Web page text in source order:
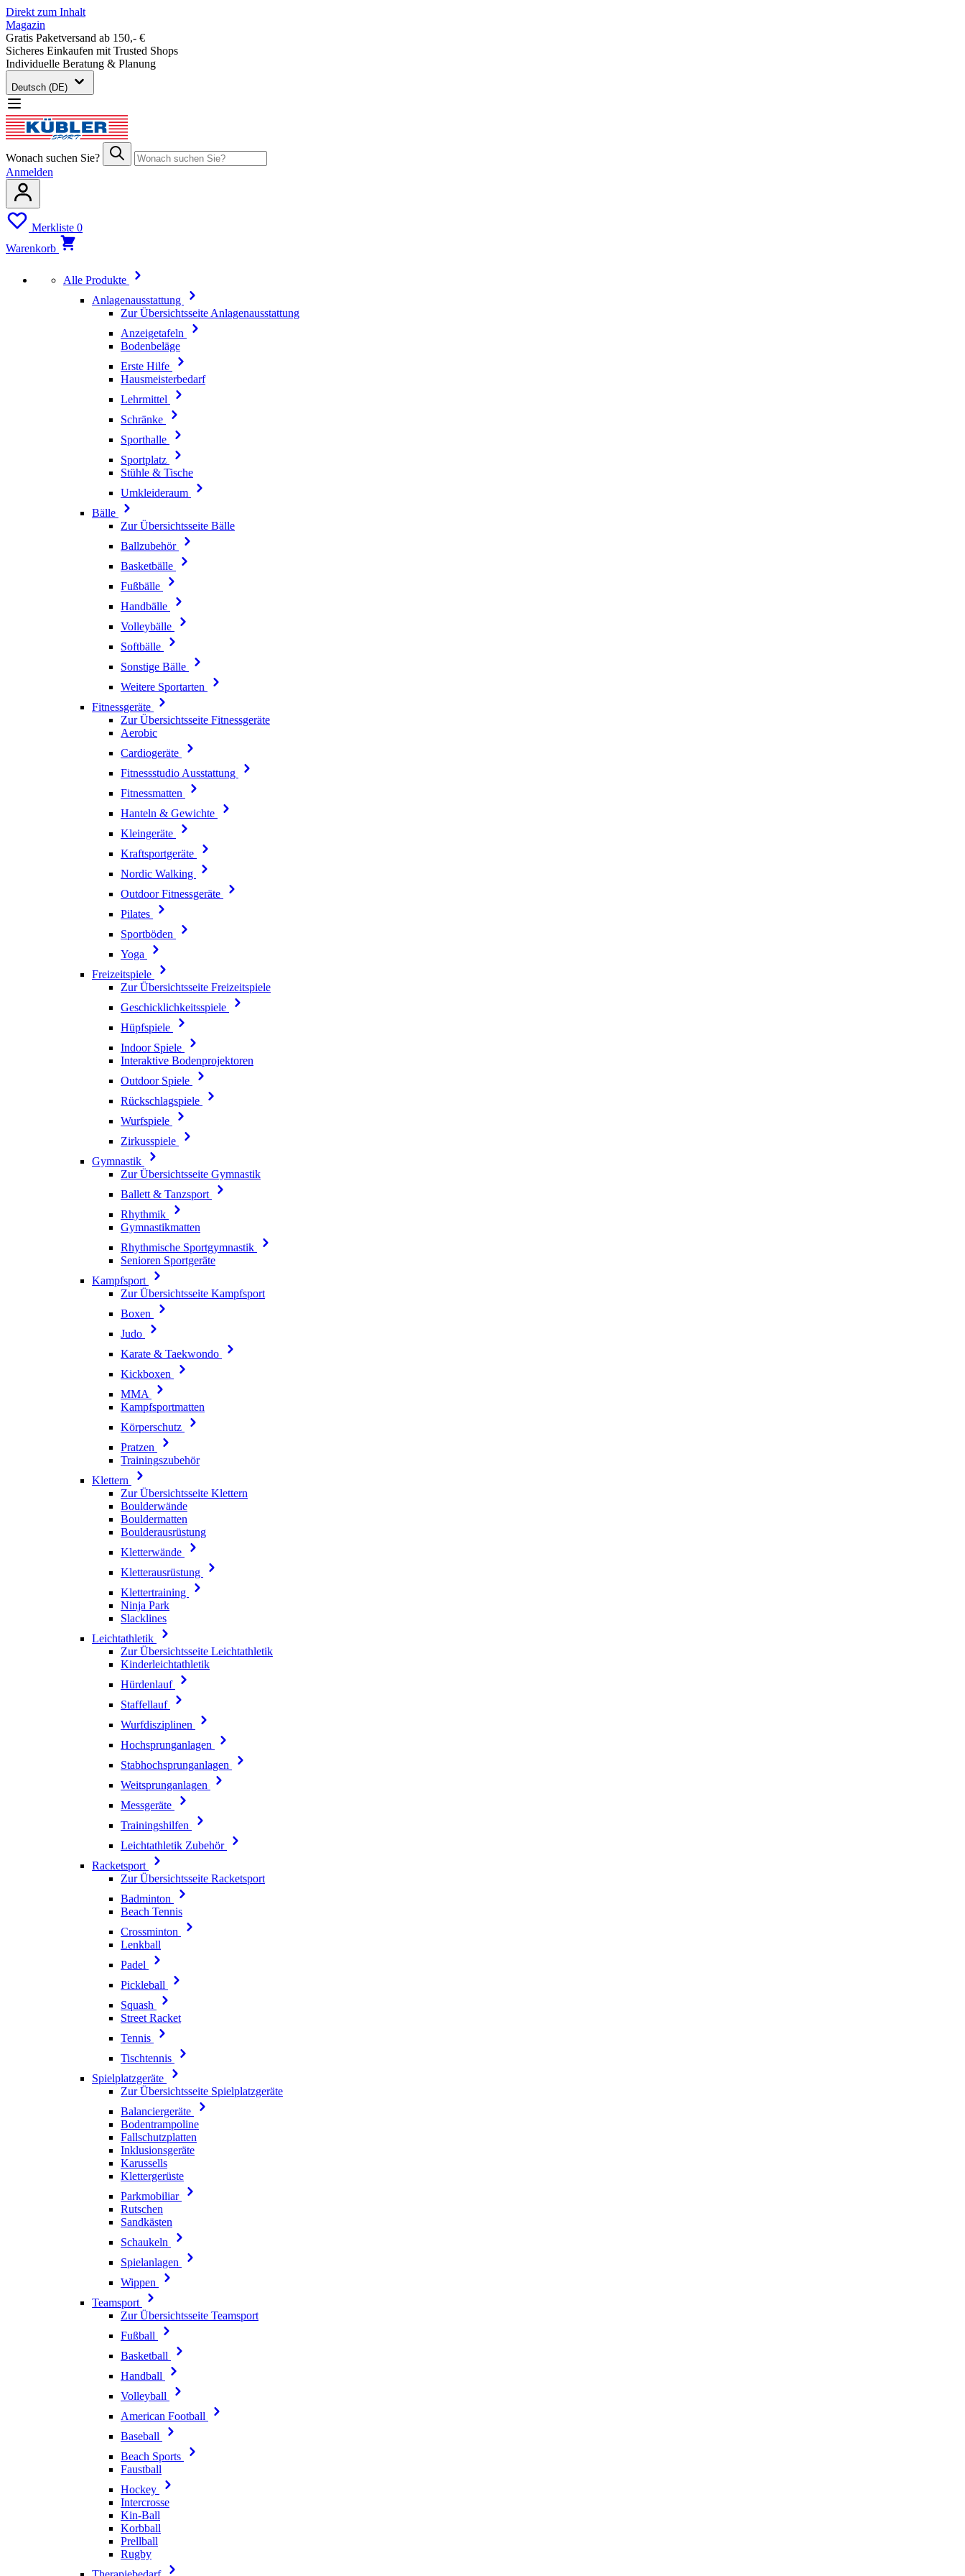
Direkt zum Inhalt
Magazin
Gratis Paketversand ab 150,- €
Sicheres Einkaufen mit Trusted Shops
Individuelle Beratung & Planung
Deutsch (DE)
Wonach suchen Sie?
Anmelden
Merkliste 0
Warenkorb
Alle Produkte
Anlagenausstattung
Zur Übersichtsseite Anlagenausstattung
Anzeigetafeln
Bodenbeläge
Erste Hilfe
Hausmeisterbedarf
Lehrmittel
Schränke
Sporthalle
Sportplatz
Stühle & Tische
Umkleideraum
Bälle
Zur Übersichtsseite Bälle
Ballzubehör
Basketbälle
Fußbälle
Handbälle
Volleybälle
Softbälle
Sonstige Bälle
Weitere Sportarten
Fitnessgeräte
Zur Übersichtsseite Fitnessgeräte
Aerobic
Cardiogeräte
Fitnessstudio Ausstattung
Fitnessmatten
Hanteln & Gewichte
Kleingeräte
Kraftsportgeräte
Nordic Walking
Outdoor Fitnessgeräte
Pilates
Sportböden
Yoga
Freizeitspiele
Zur Übersichtsseite Freizeitspiele
Geschicklichkeitsspiele
Hüpfspiele
Indoor Spiele
Interaktive Bodenprojektoren
Outdoor Spiele
Rückschlagspiele
Wurfspiele
Zirkusspiele
Gymnastik
Zur Übersichtsseite Gymnastik
Ballett & Tanzsport
Rhythmik
Gymnastikmatten
Rhythmische Sportgymnastik
Senioren Sportgeräte
Kampfsport
Zur Übersichtsseite Kampfsport
Boxen
Judo
Karate & Taekwondo
Kickboxen
MMA
Kampfsportmatten
Körperschutz
Pratzen
Trainingszubehör
Klettern
Zur Übersichtsseite Klettern
Boulderwände
Bouldermatten
Boulderausrüstung
Kletterwände
Kletterausrüstung
Klettertraining
Ninja Park
Slacklines
Leichtathletik
Zur Übersichtsseite Leichtathletik
Kinderleichtathletik
Hürdenlauf
Staffellauf
Wurfdisziplinen
Hochsprunganlagen
Stabhochsprunganlagen
Weitsprunganlagen
Messgeräte
Trainingshilfen
Leichtathletik Zubehör
Racketsport
Zur Übersichtsseite Racketsport
Badminton
Beach Tennis
Crossminton
Lenkball
Padel
Pickleball
Squash
Street Racket
Tennis
Tischtennis
Spielplatzgeräte
Zur Übersichtsseite Spielplatzgeräte
Balanciergeräte
Bodentrampoline
Fallschutzplatten
Inklusionsgeräte
Karussells
Klettergerüste
Parkmobiliar
Rutschen
Sandkästen
Schaukeln
Spielanlagen
Wippen
Teamsport
Zur Übersichtsseite Teamsport
Fußball
Basketball
Handball
Volleyball
American Football
Baseball
Beach Sports
Faustball
Hockey
Intercrosse
Kin-Ball
Korbball
Prellball
Rugby